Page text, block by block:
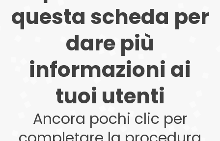
questa scheda per
dare più
informazioni ai
tuoi utenti
Ancora pochi clic per